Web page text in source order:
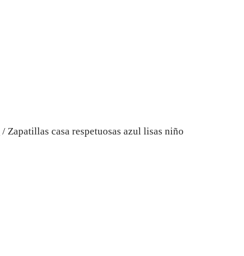
/ Zapatillas casa respetuosas azul lisas niño